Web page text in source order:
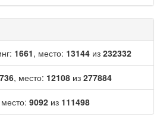
1661, место: 13144 из 232332
, место: 12108 из 277884
9092 из 111498